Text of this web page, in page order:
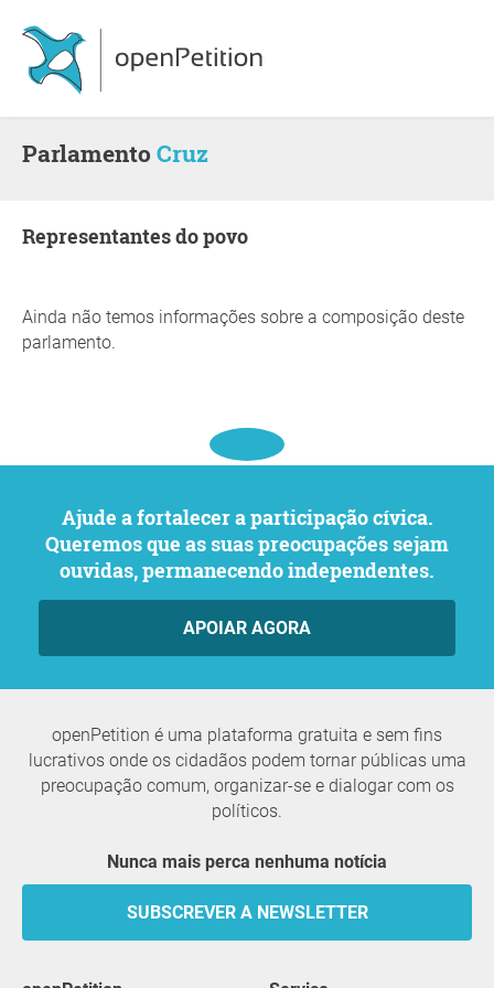
Parlamento Cruz
Representantes do povo
Ainda não temos informações sobre a composição deste
parlamento.
Ajude a fortalecer a participação cívica.
Queremos que as suas preocupações sejam
ouvidas, permanecendo independentes.
APOIAR AGORA
openPetition é uma plataforma gratuita e sem fins
lucrativos onde os cidadãos podem tornar públicas uma
preocupação comum, organizar-se e dialogar com os
políticos.
Nunca mais perca nenhuma notícia
SUBSCREVER A NEWSLETTER